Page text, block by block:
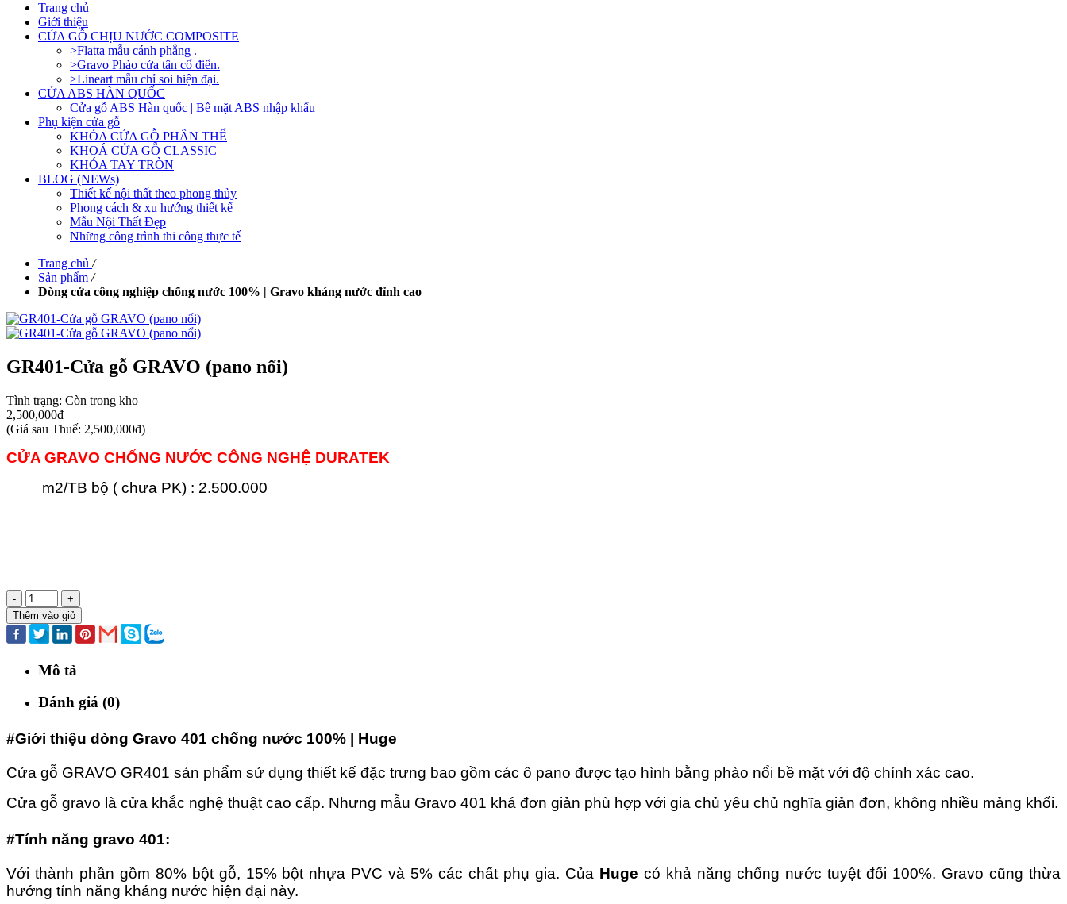
Trang chủ
Giới thiệu
CỬA GỖ CHỊU NƯỚC COMPOSITE
>Flatta mẫu cánh phẳng .
>Gravo Phào cửa tân cổ điển.
>Lineart mẫu chỉ soi hiện đại.
CỬA ABS HÀN QUỐC
Cửa gỗ ABS Hàn quốc | Bề mặt ABS nhập khẩu
Phụ kiện cửa gỗ
KHÓA CỬA GỖ PHÂN THỂ
KHOÁ CỬA GỖ CLASSIC
KHÓA TAY TRÒN
BLOG (NEWs)
Thiết kế nội thất theo phong thủy
Phong cách & xu hướng thiết kế
Mẫu Nội Thất Đẹp
Những công trình thi công thực tế
Trang chủ /
Sản phẩm /
Dòng cửa công nghiệp chống nước 100% | Gravo kháng nước đỉnh cao
GR401-Cửa gỗ GRAVO (pano nổi)
Tình trạng: Còn trong kho
2,500,000đ
(Giá sau Thuế: 2,500,000đ)
CỬA GRAVO CHỐNG NƯỚC CÔNG NGHỆ DURATEK
m2/TB bộ ( chưa PK) : 2.500.000
-
+
Thêm vào giỏ
Mô tả
Đánh giá (0)
#Giới thiệu dòng Gravo 401 chống nước 100% | Huge
Cửa gỗ GRAVO GR401 sản phẩm sử dụng thiết kế đặc trưng bao gồm các ô pano được tạo hình bằng phào nổi bề mặt với độ chính xác cao.
Cửa gỗ gravo là cửa khắc nghệ thuật cao cấp. Nhưng mẫu Gravo 401 khá đơn giản phù hợp với gia chủ yêu chủ nghĩa giản đơn, không nhiều mảng khối.
#Tính năng gravo 401:
Với thành phần gồm 80% bột gỗ, 15% bột nhựa PVC và 5% các chất phụ gia. Của Huge có khả năng chống nước tuyệt đối 100%. Gravo cũng thừa
hướng tính năng kháng nước hiện đại này.